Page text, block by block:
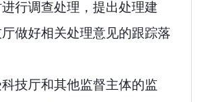
行调查处理，提出处理建
做好相关处理意见的跟踪落
技厅和其他监督主体的监